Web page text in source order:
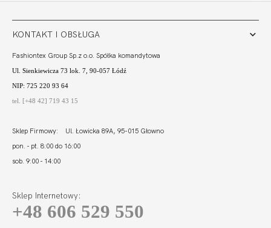
KONTAKT I OBSŁUGA
Fashiontex Group Sp.z o.o. Spółka komandytowa
Ul. Sienkiewicza 73 lok. 7, 90-057 Łódź
NIP: 725 220 93 64
tel. [+48 42] 719 43 15
Sklep Firmowy: Ul. Łowicka 89A, 95-015 Głowno
pon. - pt. 8:00 do 16:00
sob. 9:00 - 14:00
Sklep Internetowy:
+48 606 529 550